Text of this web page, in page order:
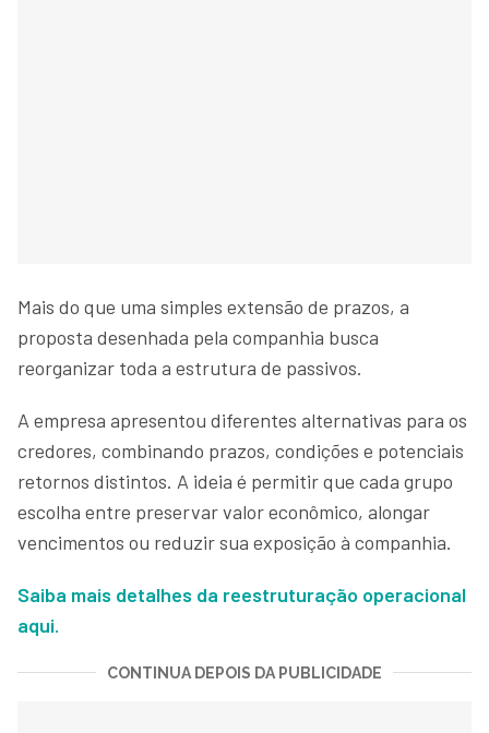
Mais do que uma simples extensão de prazos, a
proposta desenhada pela companhia busca
reorganizar toda a estrutura de passivos.
A empresa apresentou diferentes alternativas para os
credores, combinando prazos, condições e potenciais
retornos distintos. A ideia é permitir que cada grupo
escolha entre preservar valor econômico, alongar
vencimentos ou reduzir sua exposição à companhia.
Saiba mais detalhes da reestruturação operacional
aqui.
CONTINUA DEPOIS DA PUBLICIDADE